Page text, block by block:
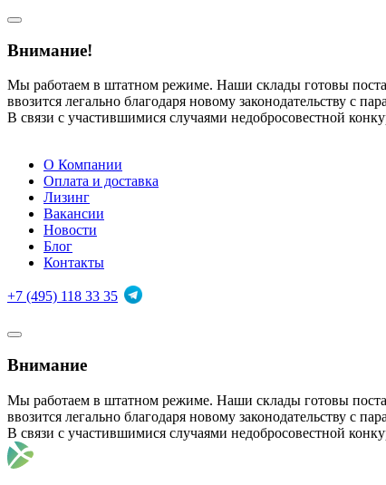
Внимание!
Мы работаем в штатном режиме. Наши склады готовы
ввозится легально благодаря новому законодательству с
В связи с участившимися случаями недобросовестной
О Компании
Оплата и доставка
Лизинг
Вакансии
Новости
Блог
Контакты
+7 (495) 118 33 35
Внимание
Мы работаем в штатном режиме. Наши склады готовы
ввозится легально благодаря новому законодательству с
В связи с участившимися случаями недобросовестной